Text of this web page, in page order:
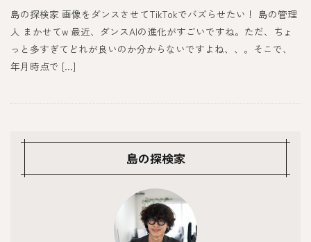
島の探検家 画像をダンスさせてTikTokでバズらせたい！ 島の管理
人 まかせてw 最近、ダンスAIの進化がすごいですね。ただ、ちょ
っと多すぎてどれが良いのか分からないですよね、、。そこで、
年月時点で […]
島の探検家